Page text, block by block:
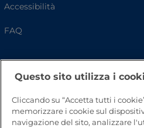
Accessibilità
FAQ
Questo sito utilizza i
Cliccando su “Accetta tutti i
memorizzare i cookie sul
navigazione del sito, analizzare